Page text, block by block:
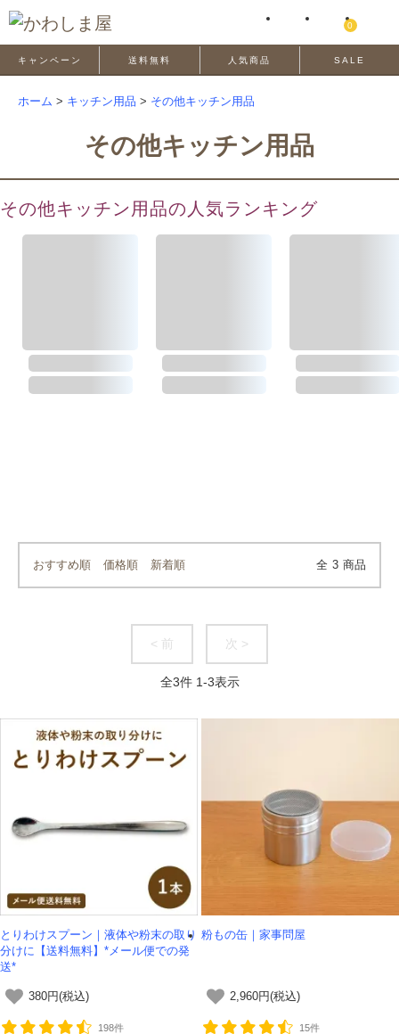
0
キャンペーン 送料無料 人気商品 SALE
ホーム > キッチン用品 > その他キッチン用品
その他キッチン用品
その他キッチン用品の人気ランキング
おすすめ順 価格順 新着順 全 3 商品
< 前 次 >
全3件 1-3表示
とりわけスプーン｜液体や粉末の取り
分けに【送料無料】*メール便での発
送*
380円(税込)
198件
粉もの缶｜家事問屋
2,960円(税込)
15件